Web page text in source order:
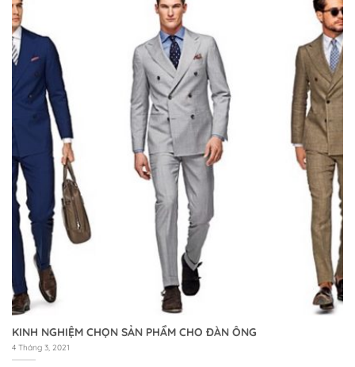
KINH NGHIỆM CHỌN SẢN PHẨM CHO ĐÀN ÔNG
4 Tháng 3, 2021